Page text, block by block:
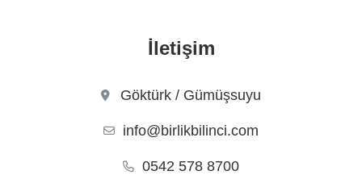
İletişim
Göktürk / Gümüşsuyu
info@birlikbilinci.com
0542 578 8700